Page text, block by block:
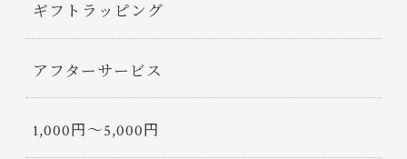
ギフトラッピング
アフターサービス
1,000円〜5,000円